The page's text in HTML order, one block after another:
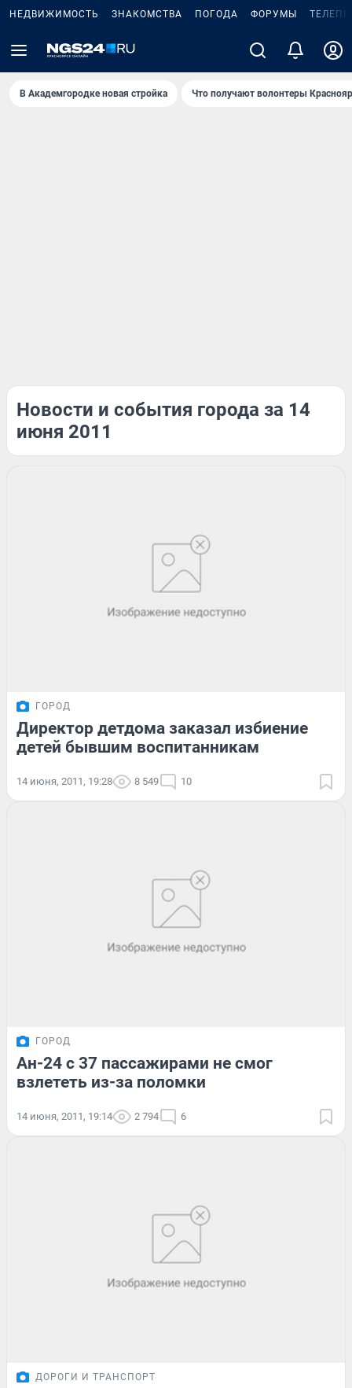
НЕДВИЖИМОСТЬ ЗНАКОМСТВА ПОГОДА ФОРУМЫ
В Академгородке новая стройка Что получают волонтеры
Новости и события города за 14
июня 2011
ГОРОД
Директор детдома заказал избиение
детей бывшим воспитанникам
14 июня, 2011, 19:28 8 549 10
ГОРОД
Ан-24 с 37 пассажирами не смог
взлететь из-за поломки
14 июня, 2011, 19:14 2 794 6
ДОРОГИ И ТРАНСПОРТ